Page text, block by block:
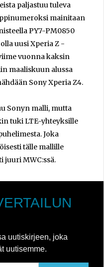
paljastuu tuleva
mainitaan
PY7-PM0850
uusi Xperia Z -
vuonna kaksin
maaliskuun alussa
Sony Xperia Z4.
Sonyn malli, mutta
tuki LTE-yhteyksille
Joka
tälle mallille
juuri MWC:ssä.
uutiskirjeen, joka
uutisemme.